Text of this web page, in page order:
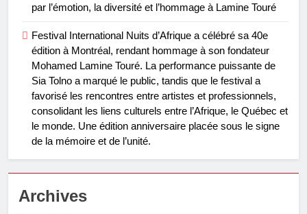
par l’émotion, la diversité et l’hommage à Lamine Touré
Festival International Nuits d’Afrique a célébré sa 40e
édition à Montréal, rendant hommage à son fondateur
Mohamed Lamine Touré. La performance puissante de
Sia Tolno a marqué le public, tandis que le festival a
favorisé les rencontres entre artistes et professionnels,
consolidant les liens culturels entre l’Afrique, le Québec et
le monde. Une édition anniversaire placée sous le signe
de la mémoire et de l’unité.
Archives